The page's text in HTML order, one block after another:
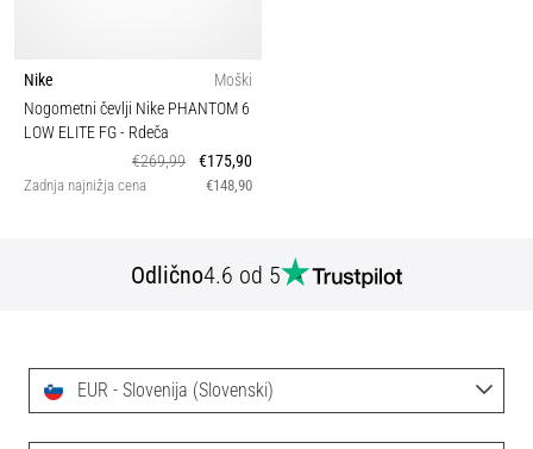
Nike
Moški
Nogometni čevlji Nike PHANTOM 6
LOW ELITE FG- Rdeča
€269,99
€175,90
Zadnja najnižja cena €148,90
Odlično4.6 od 5
EUR - Slovenija (Slovenski)